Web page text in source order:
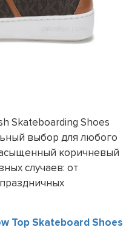
Skateboarding Shoes
выбор для любого
коричневый
случаев: от
Top Skateboard Shoes